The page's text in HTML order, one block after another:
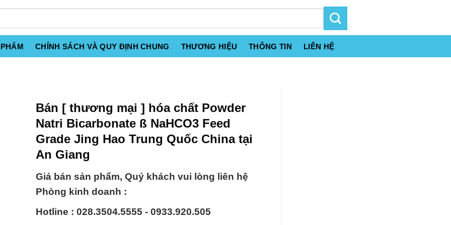
CHÍNH SÁCH VÀ QUY ĐỊNH CHUNG THƯƠNG HIỆU THÔNG TIN LIÊN HỆ
Bán [ thương mại ] hóa chất Powder
Natri Bicarbonate ß NaHCO3 Feed
Grade Jing Hao Trung Quốc China tại
An Giang
Giá bán sản phẩm, Quý khách vui lòng liên hệ
Phòng kinh doanh :
Hotline : 028.3504.5555 - 0933.920.505